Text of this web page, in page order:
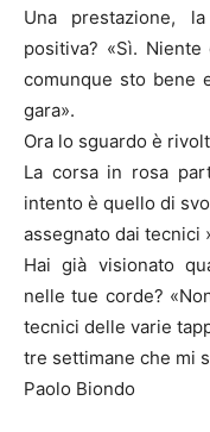
Una prestazione,
positiva? «Sì.
comunque sto bene
gara».
Ora lo sguardo è
La corsa in rosa
intento è quello di
assegnato dai tecnici
Hai già visionato
nelle tue corde?
tecnici delle varie
tre settimane che mi
Paolo Biondo